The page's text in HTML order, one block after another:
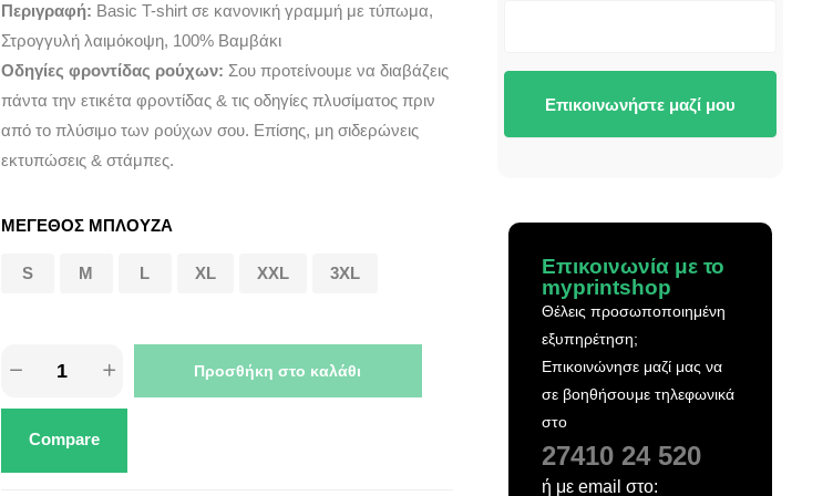
Περιγραφή: Basic T-shirt σε κανονική γραμμή με τύπωμα,
Στρογγυλή λαιμόκοψη, 100% Βαμβάκι
Οδηγίες φροντίδας ρούχων: Σου προτείνουμε να διαβάζεις
πάντα την ετικέτα φροντίδας & τις οδηγίες πλυσίματος πριν
από το πλύσιμο των ρούχων σου. Επίσης, μη σιδερώνεις
εκτυπώσεις & στάμπες.
ΜΕΓΕΘΟΣ ΜΠΛΟΥΖΑ
S M L XL XXL 3XL
Προσθήκη στο καλάθι
Compare
Επικοινωνήστε μαζί μου
Επικοινωνία με το
myprintshop
Θέλεις προσωποποιημένη
εξυπηρέτηση;
Επικοινώνησε μαζί μας να
σε βοηθήσουμε τηλεφωνικά
στο
27410 24 520
ή με email στο: